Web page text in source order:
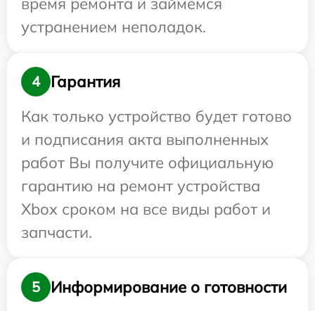
устранением неполадок.
4
Гарантия
Как только устройство будет готово
и подписания акта выполненных
работ Вы получите официальную
гарантию на ремонт устройства
Xbox сроком на все виды работ и
запчасти.
5
Информирование о готовности